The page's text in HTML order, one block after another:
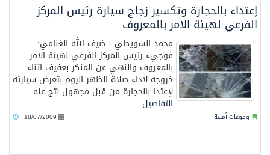
إعتداء بالحجارة وتكسير زجاج سيارة رئيس المركز
الفرعي لهيئة الامر بالمعروف
محمد السويطي - ضيف الله الغنامي:
فوجيء رئيس المركز الفرعي لهيئة الامر
بالمعروف والنهي عن المنكر بعفيف اثناء
خروجه لاداء صلاة الظهر اليوم بتعرض سيارته
لإعتدا بالحجارة من قبل مجهول نتج عنه ..
التفاصيل
وقوعات أمنية 18/07/2009